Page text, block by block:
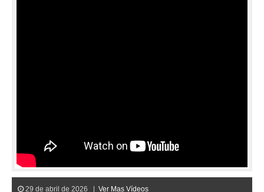
29 de abril de 2026 | Ver Mas Vídeos